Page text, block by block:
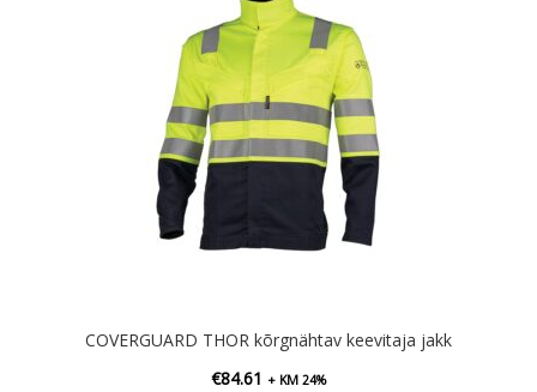
COVERGUARD THOR kõrgnähtav keevitaja jakk
€84.61 + KM 24%